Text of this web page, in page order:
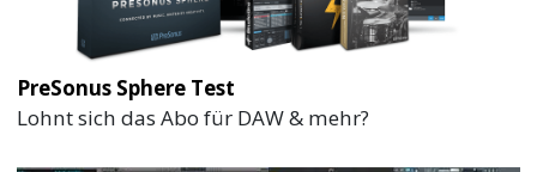
PreSonus Sphere Test
Lohnt sich das Abo für DAW & mehr?